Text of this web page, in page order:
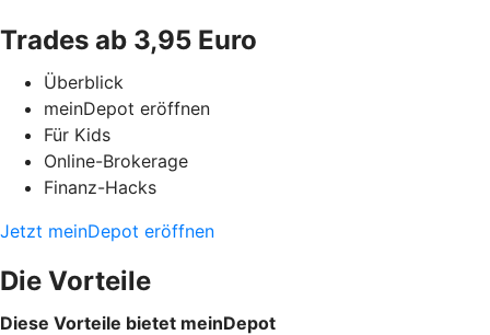
Trades ab 3,95 Euro
Überblick
meinDepot eröffnen
Für Kids
Online-Brokerage
Finanz-Hacks
Jetzt meinDepot eröffnen
Die Vorteile
Diese Vorteile bietet meinDepot